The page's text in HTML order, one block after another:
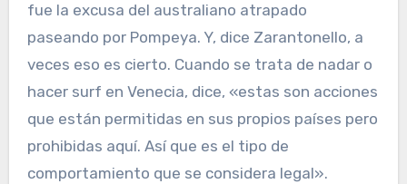
fue la excusa del australiano atrapado
paseando por Pompeya. Y, dice Zarantonello, a
veces eso es cierto. Cuando se trata de nadar o
hacer surf en Venecia, dice, «estas son acciones
que están permitidas en sus propios países pero
prohibidas aquí. Así que es el tipo de
comportamiento que se considera legal».